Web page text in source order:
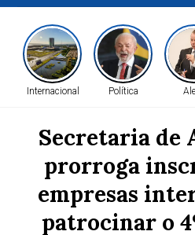
Internacional Política
Secretaria
prorroga
empresas
patrocinar o